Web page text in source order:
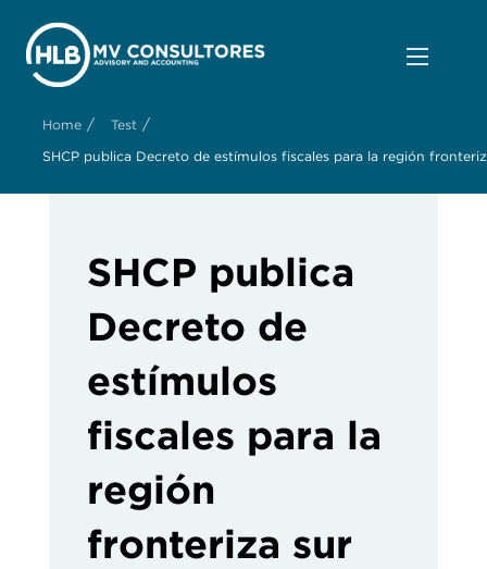
Home / Test /
SHCP publica Decreto de estímulos fiscales para la región
SHCP publica
Decreto de
estímulos
fiscales para la
región
fronteriza sur